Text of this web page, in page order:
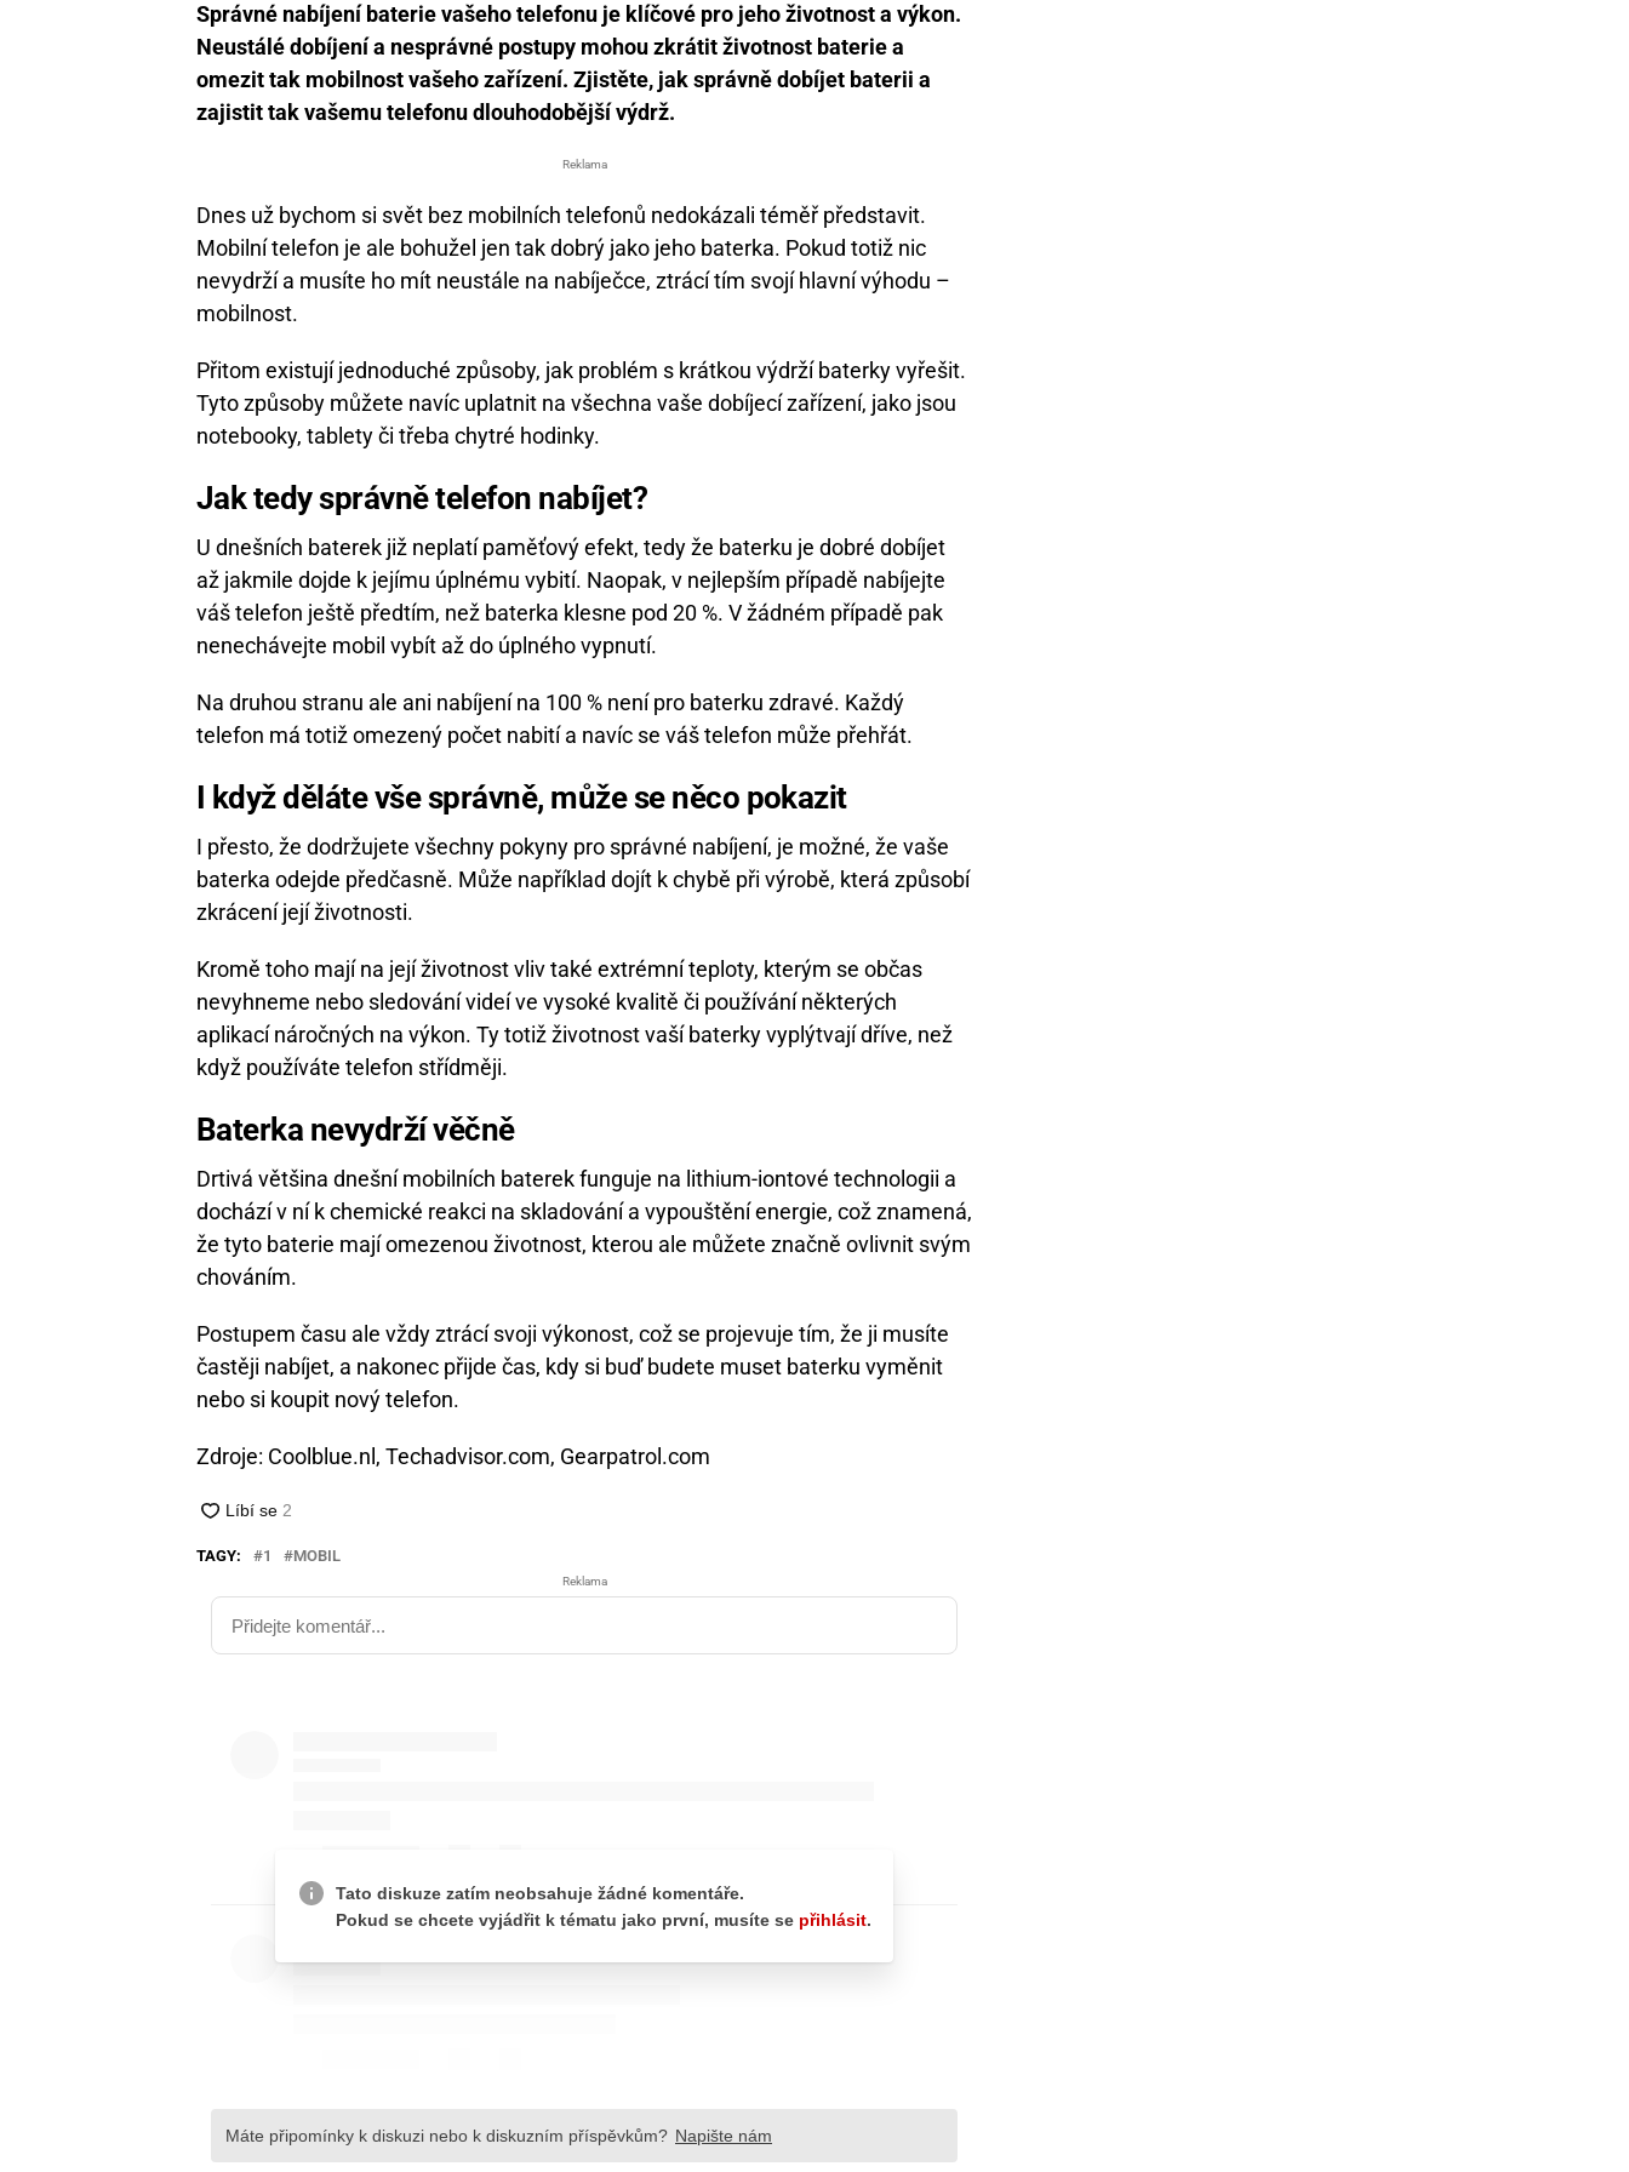
Správné nabíjení baterie vašeho telefonu je klíčové pro jeho životnost a výkon.
Neustálé dobíjení a nesprávné postupy mohou zkrátit životnost baterie a
omezit tak mobilnost vašeho zařízení. Zjistěte, jak správně dobíjet baterii a
zajistit tak vašemu telefonu dlouhodobější výdrž.
Reklama
Dnes už bychom si svět bez mobilních telefonů nedokázali téměř představit.
Mobilní telefon je ale bohužel jen tak dobrý jako jeho baterka. Pokud totiž nic
nevydrží a musíte ho mít neustále na nabíječce, ztrácí tím svojí hlavní výhodu –
mobilnost.
Přitom existují jednoduché způsoby, jak problém s krátkou výdrží baterky vyřešit.
Tyto způsoby můžete navíc uplatnit na všechna vaše dobíjecí zařízení, jako jsou
notebooky, tablety či třeba chytré hodinky.
Jak tedy správně telefon nabíjet?
U dnešních baterek již neplatí paměťový efekt, tedy že baterku je dobré dobíjet
až jakmile dojde k jejímu úplnému vybití. Naopak, v nejlepším případě nabíjejte
váš telefon ještě předtím, než baterka klesne pod 20 %. V žádném případě pak
nenechávejte mobil vybít až do úplného vypnutí.
Na druhou stranu ale ani nabíjení na 100 % není pro baterku zdravé. Každý
telefon má totiž omezený počet nabití a navíc se váš telefon může přehřát.
I když děláte vše správně, může se něco pokazit
I přesto, že dodržujete všechny pokyny pro správné nabíjení, je možné, že vaše
baterka odejde předčasně. Může například dojít k chybě při výrobě, která způsobí
zkrácení její životnosti.
Kromě toho mají na její životnost vliv také extrémní teploty, kterým se občas
nevyhneme nebo sledování videí ve vysoké kvalitě či používání některých
aplikací náročných na výkon. Ty totiž životnost vaší baterky vyplýtvají dříve, než
když používáte telefon střídměji.
Baterka nevydrží věčně
Drtivá většina dnešní mobilních baterek funguje na lithium-iontové technologii a
dochází v ní k chemické reakci na skladování a vypouštění energie, což znamená,
že tyto baterie mají omezenou životnost, kterou ale můžete značně ovlivnit svým
chováním.
Postupem času ale vždy ztrácí svoji výkonost, což se projevuje tím, že ji musíte
častěji nabíjet, a nakonec přijde čas, kdy si buď budete muset baterku vyměnit
nebo si koupit nový telefon.
Zdroje: Coolblue.nl, Techadvisor.com, Gearpatrol.com
TAGY: 1 MOBIL
Reklama